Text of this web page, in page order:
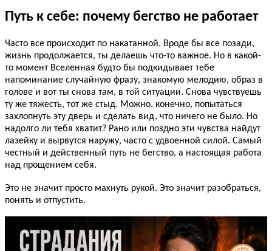
Путь к себе: почему бегство не работает
Часто все происходит по накатанной. Вроде бы все позади,
жизнь продолжается, ты делаешь что-то важное. Но в какой-
то момент Вселенная будто бы подкидывает тебе
напоминание случайную фразу, знакомую мелодию, образ в
голове и вот ты снова там, в той ситуации. Снова чувствуешь
ту же тяжесть, тот же стыд. Можно, конечно, попытаться
захлопнуть эту дверь и сделать вид, что ничего не было. Но
надолго ли тебя хватит? Рано или поздно эти чувства найдут
лазейку и вырвутся наружу, часто с удвоенной силой. Самый
честный и действенный путь не бегство, а настоящая работа
над прощением себя.
Это не значит просто махнуть рукой. Это значит разобраться,
понять и отпустить.